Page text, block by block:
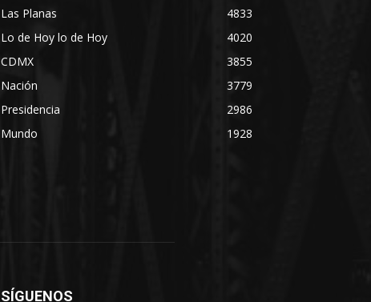
Las Planas
4833
Lo de Hoy lo de Hoy
4020
CDMX
3855
Nación
3779
Presidencia
2986
Mundo
1928
SÍGUENOS